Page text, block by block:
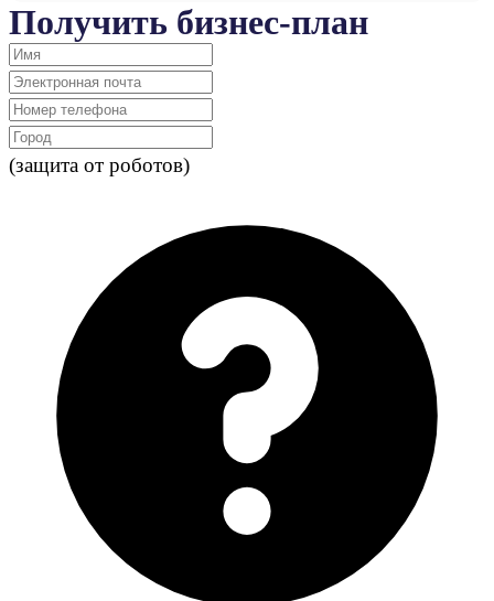
Получить бизнес-план
(защита от роботов)